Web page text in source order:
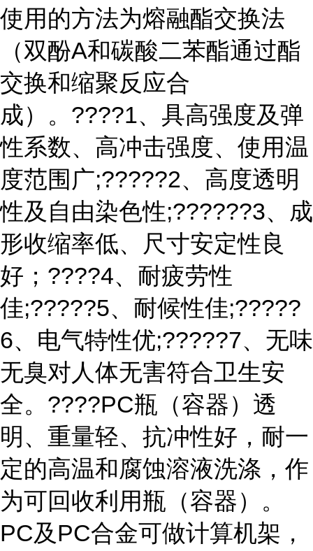
使用的方法为熔融酯交换法
（双酚A和碳酸二苯酯通过酯
交换和缩聚反应合
成）。????1、具高强度及弹
性系数、高冲击强度、使用温
度范围广;?????2、高度透明
性及自由染色性;??????3、成
形收缩率低、尺寸安定性良
好；????4、耐疲劳性
佳;?????5、耐候性佳;?????
6、电气特性优;?????7、无味
无臭对人体无害符合卫生安
全。????PC瓶（容器）透
明、重量轻、抗冲性好，耐一
定的高温和腐蚀溶液洗涤，作
为可回收利用瓶（容器）。
PC及PC合金可做计算机架，